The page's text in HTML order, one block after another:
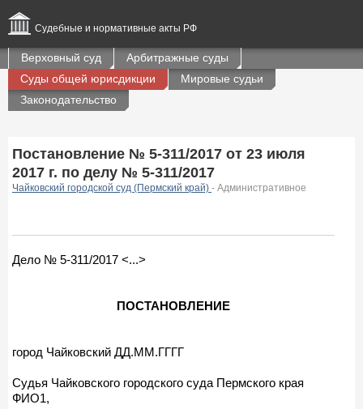
Судебные и нормативные акты РФ
Верховный суд
Арбитражные суды
Суды общей юрисдикции
Мировые судьи
Законодательство
Постановление № 5-311/2017 от 23 июля
2017 г. по делу № 5-311/2017
Чайковский городской суд (Пермский край) - Административное
Дело № 5-311/2017 <...>
ПОСТАНОВЛЕНИЕ
город Чайковский ДД.ММ.ГГГГ
Судья Чайковского городского суда Пермского края
ФИО1,